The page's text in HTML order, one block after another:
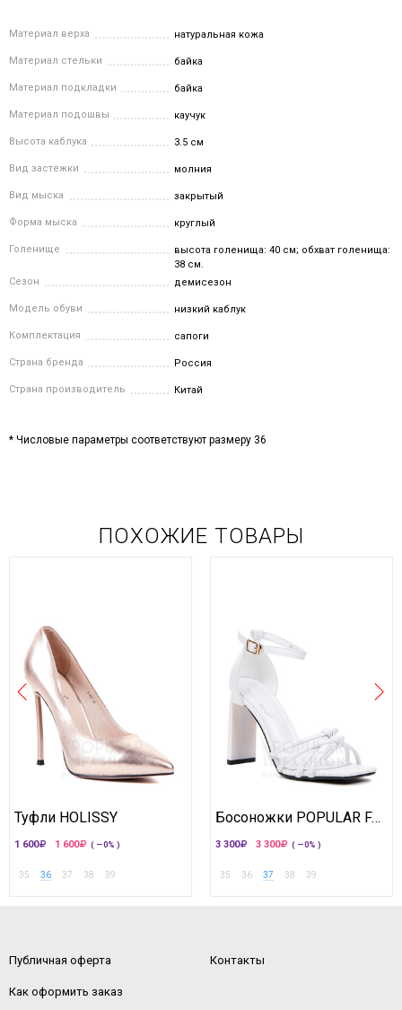
Материал верха натуральная кожа
Материал стельки байка
Материал подкладки байка
Материал подошвы каучук
Высота каблука 3.5 см
Вид застежки молния
Вид мыска закрытый
Форма мыска круглый
Голенище
высота голенища: 40 см; обхват голенища:
38 см.
Сезон
демисезон
Модель обуви низкий каблук
Комплектация сапоги
Страна бренда Россия
Страна производитель Китай
* Числовые параметры соответствуют размеру 36
ПОХОЖИЕ ТОВАРЫ
Туфли HOLISSY
1 600 1 600 ( —0% )
35 36 37 38 39
Босоножки POPULAR FASHION
3 300 3 300 ( —0% )
35 36 37 38 39
Публичная оферта
Как оформить заказ
Контакты